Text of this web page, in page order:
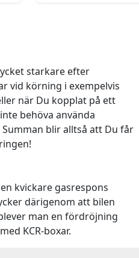
starkare efter
vid körning i exempelvis
när Du kopplat på ett
behöva använda
blir alltså att Du får
kvickare gasrespons
därigenom att bilen
man en fördröjning
KCR-boxar.